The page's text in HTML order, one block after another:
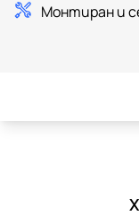
Монтиран и